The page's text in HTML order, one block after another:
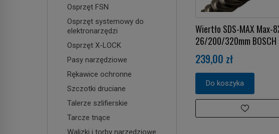
Wiertło SDS-MAX Max-
26/200/320mm BOSCH
239,00 zł
Do koszyka
Osprzęt FSN
Osprzęt systemowy do
elektronarzędzi
Osprzęt X-LOCK
Pasy narzędziowe
Rękawice ochronne
Szczotki druciane
Talerze szlifierskie
Tarcze tnące
Walizki i torby narzędziowe